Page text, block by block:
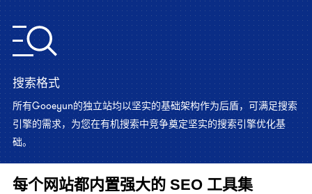
搜索格式
所有Gooeyun的独立站均以坚实的基础架构作为后盾，可满足搜索
引擎的需求，为您在有机搜索中竞争奠定坚实的搜索引擎优化基
础。
每个网站都内置强大的 SEO 工具集